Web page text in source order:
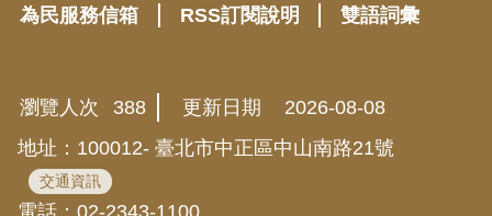
為民服務信箱
RSS訂閱說明 雙語詞彙
瀏覽人次 388 更新日期
2026-08-08
地址：100012- 臺北市中正區中山南路21號
交通資訊
電話：02-2343-1100